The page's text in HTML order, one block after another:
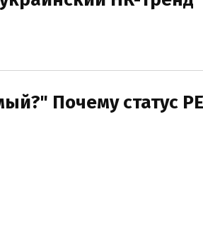
Почему статус